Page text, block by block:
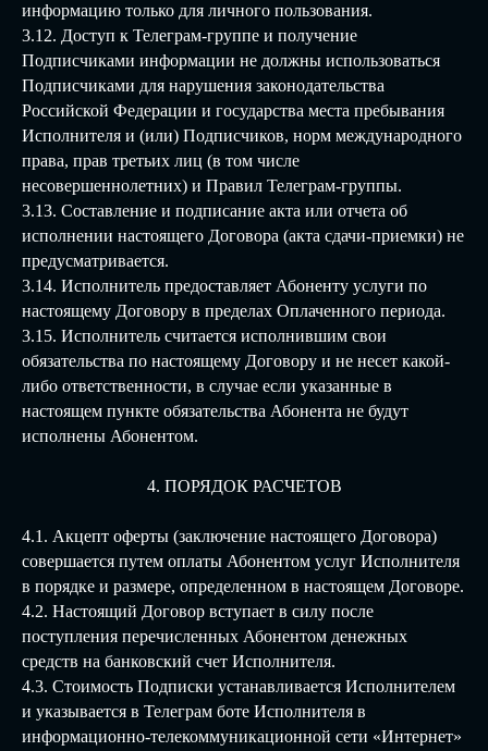
информацию только для личного пользования.
3.12. Доступ к Телеграм-группе и получение
Подписчиками информации не должны использоваться
Подписчиками для нарушения законодательства
Российской Федерации и государства места пребывания
Исполнителя и (или) Подписчиков, норм международного
права, прав третьих лиц (в том числе
несовершеннолетних) и Правил Телеграм-группы.
3.13. Составление и подписание акта или отчета об
исполнении настоящего Договора (акта сдачи-приемки) не
предусматривается.
3.14. Исполнитель предоставляет Абоненту услуги по
настоящему Договору в пределах Оплаченного периода.
3.15. Исполнитель считается исполнившим свои
обязательства по настоящему Договору и не несет какой-
либо ответственности, в случае если указанные в
настоящем пункте обязательства Абонента не будут
исполнены Абонентом.
4. ПОРЯДОК РАСЧЕТОВ
4.1. Акцепт оферты (заключение настоящего Договора)
совершается путем оплаты Абонентом услуг Исполнителя
в порядке и размере, определенном в настоящем Договоре.
4.2. Настоящий Договор вступает в силу после
поступления перечисленных Абонентом денежных
средств на банковский счет Исполнителя.
4.3. Стоимость Подписки устанавливается Исполнителем
и указывается в Телеграм боте Исполнителя в
информационно-телекоммуникационной сети «Интернет»